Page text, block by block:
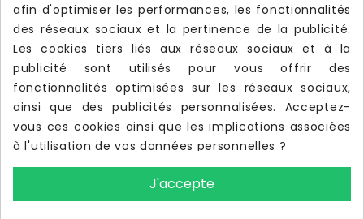
Produits

Notre Société

Votre Compte

local_shipping Livraison Rapide
Livraison offerte dès190 €d’achat TTC
afin d'optimiser les performances, les fonctionnalités
des réseaux sociaux et la pertinence de la publicité.
Les cookies tiers liés aux réseaux sociaux et à la
publicité sont utilisés pour vous offrir des
fonctionnalités optimisées sur les réseaux sociaux,
ainsi que des publicités personnalisées. Acceptez-
vous ces cookies ainsi que les implications associées
à l'utilisation de vos données personnelles ?
J'accepte